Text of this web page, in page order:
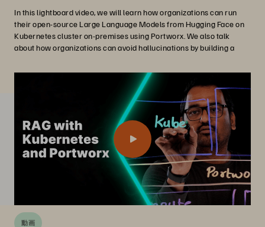
In this lightboard video, we will learn how organizations can run
their open-source Large Language Models from Hugging Face on
Kubernetes cluster on-premises using Portworx. We also talk
about how organizations can avoid hallucinations by building a
動画